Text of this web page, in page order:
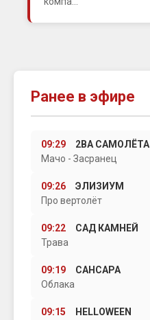
Ранее в эфире
09:29
2ВА САМОЛЁТА
Мачо - Засранец
09:26
ЭЛИЗИУМ
Про вертолёт
09:22
САД КАМНЕЙ
Трава
09:19
САНСАРА
Облака
09:15 HELLOWEEN